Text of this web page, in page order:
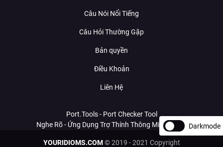
Câu Nói Nổi Tiếng
Câu Hỏi Thường Gặp
Bản quyền
Điều Khoản
Liên Hệ
Port.Tools - Port Checker Tool
Nghe Rõ - Ứng Dụng Trợ Thính Thông Minh Với AI
YOURIDIOMS.COM© 2019 - 2021 Copyright
Darkmode